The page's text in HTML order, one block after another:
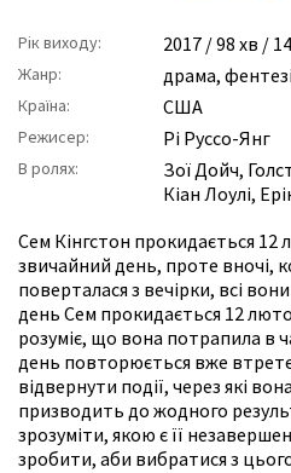
Рік виходу: 2017 / 98 хв /
Жанр: драма,
Країна: США
Режисер: Рі Руссо-Янг
В ролях: Зої Дойч,
Кіан Лоулі,
Сем Кінгстон прокидається 12
звичайний день, проте вночі,
поверталася з вечірки, всі
день Сем прокидається 12
розуміє, що вона потрапила в
день повторюється вже
відвернути події, через які
призводить до жодного
зрозуміти, якою є її
зробити, аби вибратися з